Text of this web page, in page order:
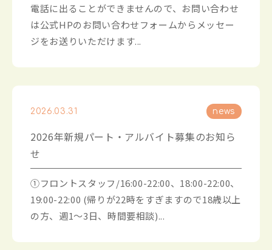
電話に出ることができませんので、お問い合わせ
は公式HPのお問い合わせフォームからメッセー
ジをお送りいただけます...
2026.03.31 news
2026年新規パート・アルバイト募集のお知ら
せ
①フロントスタッフ/16:00-22:00、18:00-22:00、
19:00-22:00 (帰りが22時をすぎますので18歳以上
の方、週1〜3日、時間要相談)...